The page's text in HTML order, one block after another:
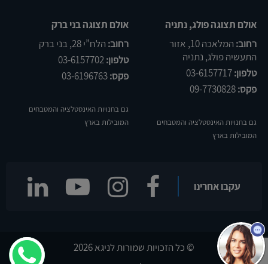
אולם תצוגה פולג, נתניה
רחוב:
המלאכה 10, אזור
התעשיה פולג, נתניה
טלפון:03-6157717
פקס:
גם בחנויות האינסטלציה והמטבחים
המובילות בארץ
אולם תצוגה בני ברק
רחוב: הלח”י 28, בני ברק
טלפון:03-6157702
פקס:
גם בחנויות האינסטלציה והמטבחים
המובילות בארץ
עקבו אחרינו
© כל הזכויות שמורות לניגא 2026
צריך עזרה? התחל